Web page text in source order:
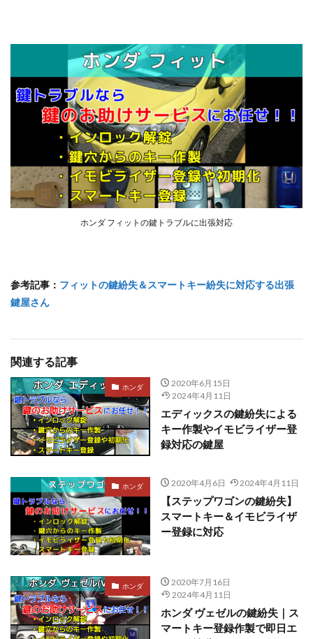
ホンダ フィットの鍵トラブルに出張対応
参考記事： フィットの鍵紛失＆スマートキー紛失に対応する出張
鍵屋さん
関連する記事
ホンダ
2020年6月15日
2024年4月11日
エディックスの鍵紛失による
キー作製やイモビライザー登
録対応の鍵屋
ホンダ 2020年4月6日 2024年4月11日
【ステップワゴンの鍵紛失】
スマートキー＆イモビライザ
ー登録に対応
ホンダ
2020年7月16日
2024年4月11日
ホンダ ヴェゼルの鍵紛失｜ス
マートキー登録作製で即日エ